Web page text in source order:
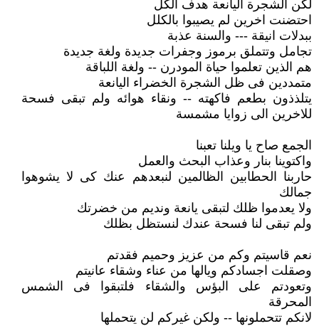
لكن الشجرة اليانعة هدف الكل
احتضنت اخرين لم يصيبوا بالكلل
ببدلات انيقة --- والسنة عذبة
تجامل وتتملق برموز وجفرات جديدة ولغة جديدة
هم الذين تعلموا حياة المودرن -- ولغة اللباقة
متمددين فى ظل الشجرة الخضراء اليانعة
يتلذذون بطعم فاكهته -- ونقاء هوائه ولم تبقى فسحة
للاخرين الى زوايا مشمسة
الجمع صاح يا ويلنا تعبنا
واكتوينا بنار وعذاب البحث والعمل
حاربنا الحطابين الظالمين لنبعدهم عنك كى لا يشوهوا
جمالك
ولا يعدموا ظلك لتبقى يانعة ونديم من خضرتك
ولم تبقى لنا فسحة عندك لنستظل بظلك
نعم قاسيتم وكم من عزيز وحميم فقدتم
وصقلت اجسادكم ويالها من عناء وشقاء عانيتم
وتعودتم على البؤس والشقاء فلتبقوا فى الشمس
المحرقة
لانكم تتحملونها -- ولكن غيركم لن يتحملها